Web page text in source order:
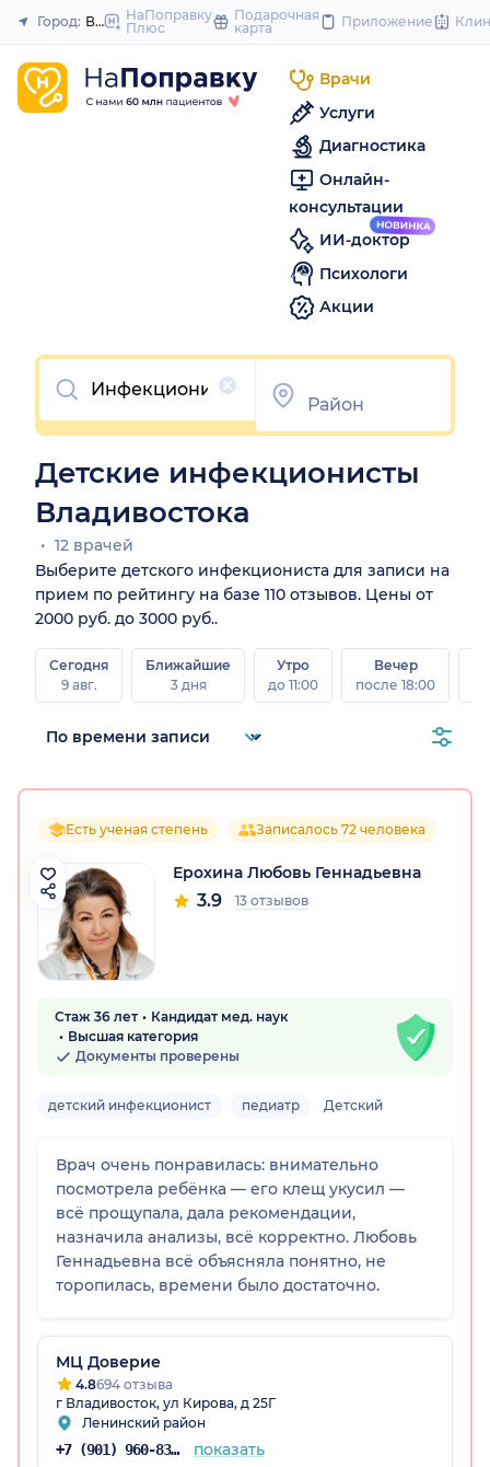
to
Закрыть
Город: Владивосток
НаПоправку
Плюс
Подарочная
карта
Приложение
Врачи
Услуги
Диагностика
Онлайн-
консультации
ИИ-доктор
Психологи
Акции
Очистить
Детские инфекционисты
Владивостока
12 врачей
Выберите детского инфекциониста для записи на
прием по рейтингу на базе 110 отзывов. Цены от
2000 руб. до 3000 руб..
Сегодня
9 авг.
Ближайшие
3 дня
Утро
до 11:00
Вечер
после 18:00
Есть ученая степень Записалось 72 человека
Ерохина Любовь Геннадьевна
3.9 13 отзывов
Стаж 36 лет
Кандидат мед. наук
Высшая категория
Документы проверены
детский инфекционист педиатр Детский
Врач очень понравилась: внимательно
посмотрела ребёнка — его клещ укусил —
всё прощупала, дала рекомендации,
назначила анализы, всё корректно. Любовь
Геннадьевна всё объясняла понятно, не
торопилась, времени было достаточно.
МЦ Доверие
4.8694 отзыва
г Владивосток, ул Кирова, д 25Г
Ленинский район
+7 (901) 960-83-47 показать